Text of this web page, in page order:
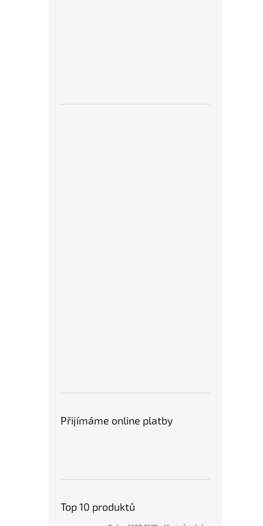
Přijímáme online platby
Top 10 produktů